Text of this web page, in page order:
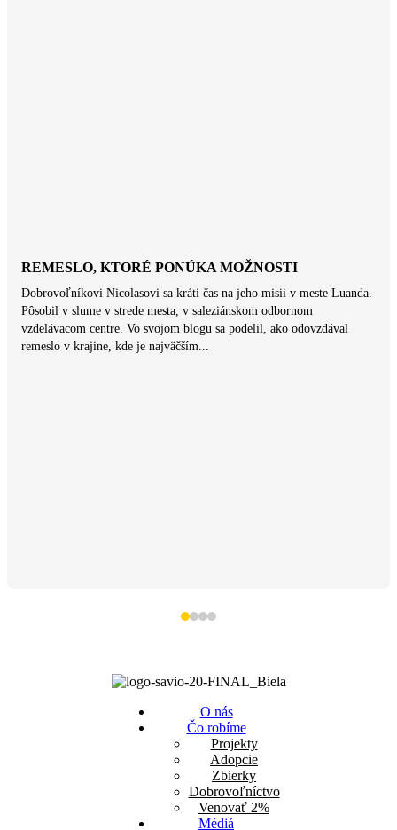
REMESLO, KTORÉ PONÚKA MOŽNOSTI
Dobrovoľníkovi Nicolasovi sa kráti čas na jeho misii v meste Luanda.
Pôsobil v slume v strede mesta, v saleziánskom odbornom
vzdelávacom centre. Vo svojom blogu sa podelil, ako odovzdával
remeslo v krajine, kde je najväčším...
O nás
Čo robíme
Projekty
Adopcie
Zbierky
Dobrovoľníctvo
Venovať 2%
Médiá